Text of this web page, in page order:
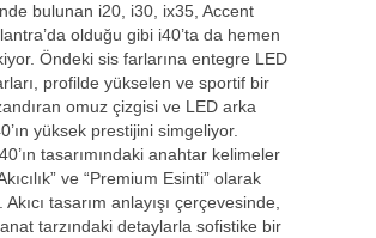
bulunan i20, i30, ix35, Accent
olduğu gibi i40’ta da hemen
Öndeki sis farlarına entegre LED
profilde yükselen ve sportif bir
omuz çizgisi ve LED arka
yüksek prestijini simgeliyor.
tasarımındaki anahtar kelimeler
ve “Premium Esinti” olarak
Akıcı tasarım anlayışı çerçevesinde,
tarzındaki detaylarla sofistike bir